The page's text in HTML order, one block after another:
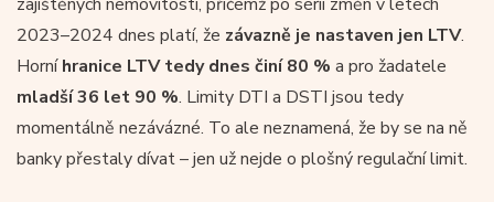
2023–2024 dnes platí, že závazně je nastaven jen LTV.
Horníhranice LTV tedy dnes činí 80 % a pro žadatele
mladší 36 let 90 %. Limity DTI a DSTI jsou tedy
momentálně nezávázné. To ale neznamená, že by se na ně
banky přestaly dívat – jen už nejde o plošný regulační limit.